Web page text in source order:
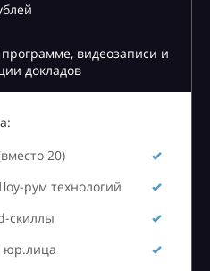
видеозаписи и
докладов
20)
рум технологий
скиллы
юр.лица